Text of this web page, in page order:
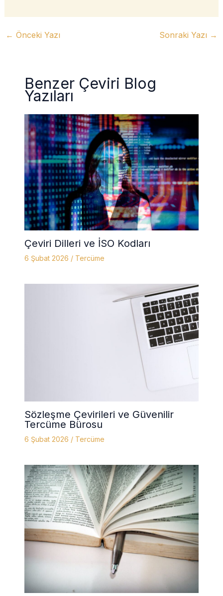
← Önceki Yazı Sonraki Yazı →
Benzer Çeviri Blog
Yazıları
Çeviri Dilleri ve İSO Kodları
6 Şubat 2026 / Tercüme
Sözleşme Çevirileri ve Güvenilir
Tercüme Bürosu
6 Şubat 2026 / Tercüme